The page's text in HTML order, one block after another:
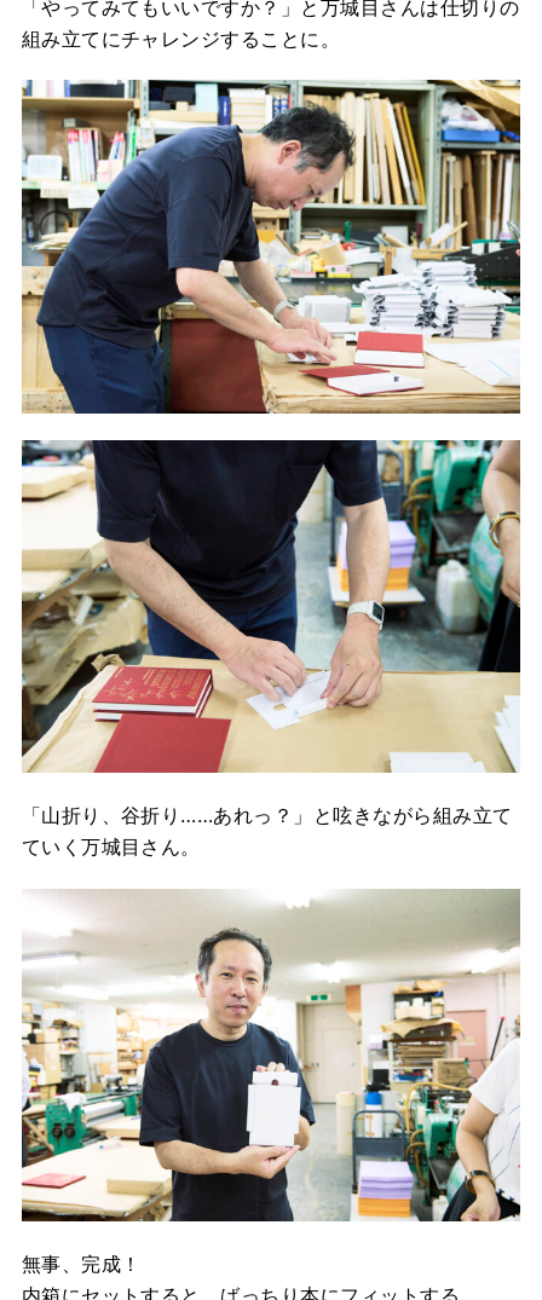
「やってみてもいいですか？」と万城目さんは仕切りの
組み立てにチャレンジすることに。
「山折り、谷折り……あれっ？」と呟きながら組み立て
ていく万城目さん。
無事、完成！